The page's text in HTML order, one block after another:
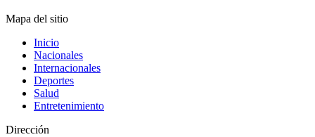
Mapa del sitio
Inicio
Nacionales
Internacionales
Deportes
Salud
Entretenimiento
Dirección